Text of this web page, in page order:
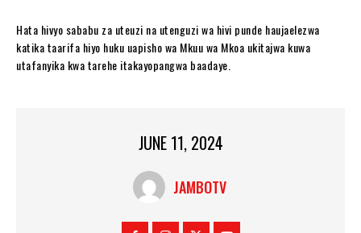
Hata hivyo sababu za uteuzi na utenguzi wa hivi punde haujaelezwa
katika taarifa hiyo huku uapisho wa Mkuu wa Mkoa ukitajwa kuwa
utafanyika kwa tarehe itakayopangwa baadaye.
JUNE 11, 2024
JAMBOTV